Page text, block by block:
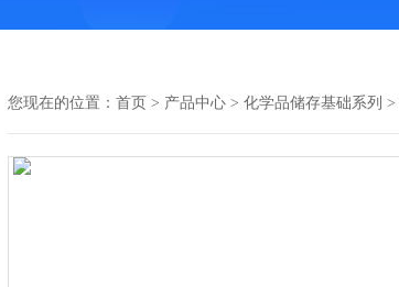
您现在的位置： 首页 > 产品中心 > 化学品储存基础系列 >